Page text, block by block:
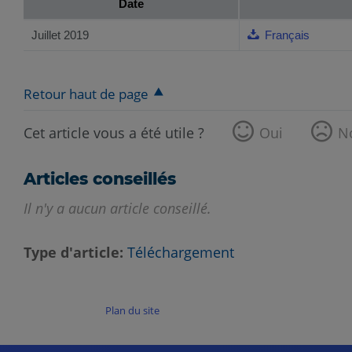
Date
Juillet 2019 Français
Retour haut de page
Cet article vous a été utile ? Oui
Articles conseillés
Il n'y a aucun article conseillé.
Type d'article Téléchargement
Plan du site